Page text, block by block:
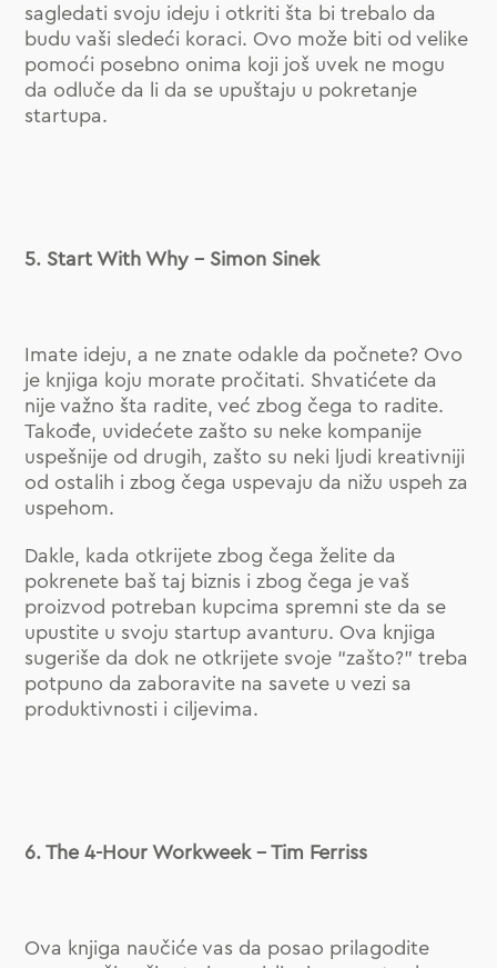
sagledati svoju ideju i otkriti šta bi trebalo da
budu vaši sledeći koraci. Ovo može biti od velike
pomoći posebno onima koji još uvek ne mogu
da odluče da li da se upuštaju u pokretanje
startupa.
5. Start With Why – Simon Sinek
Imate ideju, a ne znate odakle da počnete? Ovo
je knjiga koju morate pročitati. Shvatićete da
nije važno šta radite, već zbog čega to radite.
Takođe, uvidećete zašto su neke kompanije
uspešnije od drugih, zašto su neki ljudi kreativniji
od ostalih i zbog čega uspevaju da nižu uspeh za
uspehom.
Dakle, kada otkrijete zbog čega želite da
pokrenete baš taj biznis i zbog čega je vaš
proizvod potreban kupcima spremni ste da se
upustite u svoju startup avanturu. Ova knjiga
sugeriše da dok ne otkrijete svoje “zašto?” treba
potpuno da zaboravite na savete u vezi sa
produktivnosti i ciljevima.
6. The 4-Hour Workweek – Tim Ferriss
Ova knjiga naučiće vas da posao prilagodite